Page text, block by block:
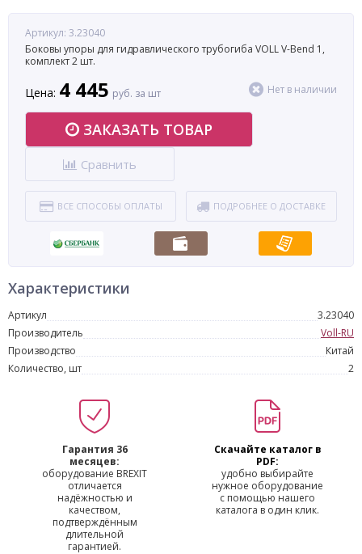
Артикул: 3.23040
Боковы упоры для гидравлического трубогиба VOLL V-Bend 1,
комплект 2 шт.
Цена: 4 445 руб. за шт Нет в наличии
ЗАКАЗАТЬ ТОВАР
Сравнить
ВСЕ СПОСОБЫ ОПЛАТЫ ПОДРОБНЕЕ О ДОСТАВКЕ
Характеристики
Артикул
3.23040
Производитель
Voll-RU
Производство
Китай
Количество, шт
2
Гарантия 36
месяцев:
оборудование BREXIT
отличается
надёжностью и
качеством,
подтверждённым
длительной
гарантией.
Скачайте каталог в
PDF:
удобно выбирайте
нужное оборудование
с помощью нашего
каталога в один клик.